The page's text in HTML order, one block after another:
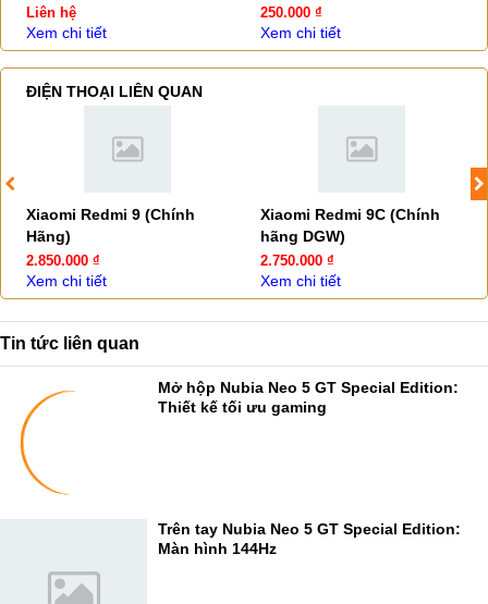
Liên hệ
Xem chi tiết
250.000 ₫
Xem chi tiết
ĐIỆN THOẠI LIÊN QUAN
Xiaomi Redmi 9 (Chính
Hãng)
2.850.000 ₫
Xem chi tiết
Xiaomi Redmi 9C (Chính
hãng DGW)
2.750.000 ₫
Xem chi tiết
Tin tức liên quan
Mở hộp Nubia Neo 5 GT Special Edition:
Thiết kế tối ưu gaming
Trên tay Nubia Neo 5 GT Special Edition:
Màn hình 144Hz